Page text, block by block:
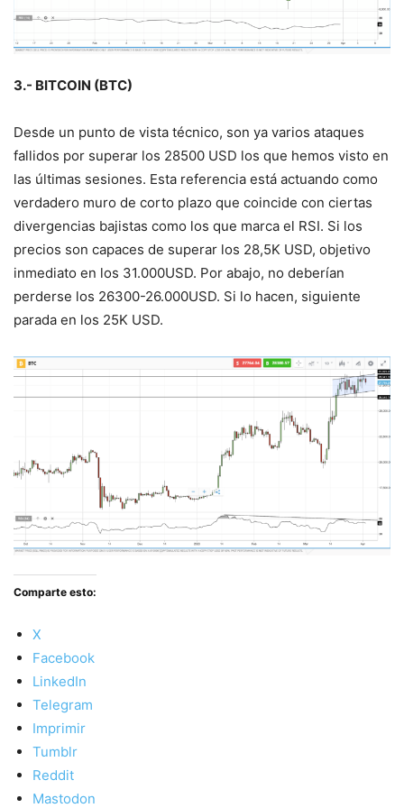
3.- BITCOIN (BTC)
Desde un punto de vista técnico, son ya varios ataques
fallidos por superar los 28500 USD los que hemos visto en
las últimas sesiones. Esta referencia está actuando como
verdadero muro de corto plazo que coincide con ciertas
divergencias bajistas como los que marca el RSI. Si los
precios son capaces de superar los 28,5K USD, objetivo
inmediato en los 31.000USD. Por abajo, no deberían
perderse los 26300-26.000USD. Si lo hacen, siguiente
parada en los 25K USD.
Comparte esto:
X
Facebook
LinkedIn
Telegram
Imprimir
Tumblr
Reddit
Mastodon